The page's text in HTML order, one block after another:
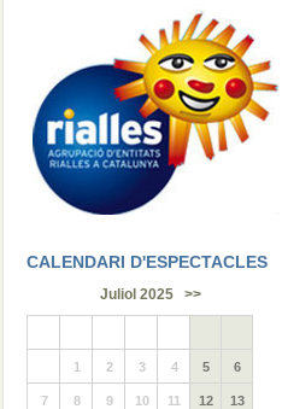
CALENDARI D'ESPECTACLES
Juliol 2025 >>
1 2 3 4 5 6
7 8 9 10 11 12 13